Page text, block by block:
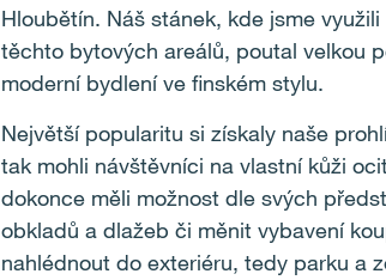
Hloubětín. Náš stánek, kde jsme
těchto bytových areálů, poutal velkou
moderní bydlení ve finském stylu.
Největší popularitu si získaly naše
tak mohli návštěvníci na vlastní kůži
dokonce měli možnost dle svých
obkladů a dlažeb či měnit vybavení
nahlédnout do exteriéru, tedy parku a